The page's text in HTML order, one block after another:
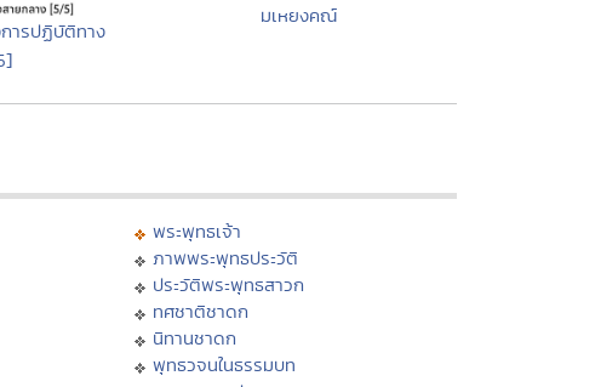
ารปฏิบัติทาง
มเหยงคณ์
พระพุทธเจ้า
ภาพพระพุทธประวัติ
ประวัติพระพุทธสาวก
ทศชาติชาดก
นิทานชาดก
พุทธวจนในธรรมบท